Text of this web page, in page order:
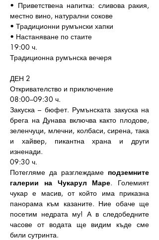
• Приветствена напитка: сливова ракия,
местно вино, натурални сокове
• Традиционни румънски хапки
• Настаняване по стаите
19:00 ч.
Традиционна румънска вечеря
ДЕН 2
Откривателство и приключение
08:00–09:30 ч.
Закуска – бюфет. Румънската закуска на
брега на Дунава включва както плодове,
зеленчуци, млечни, колбаси, сирена, така
и хайвер, пикантна храна и други
изненади.
09:30 ч.
Потегляме да разглеждаме подземните
галерии на Чукарул Маре. Големият
чукар е масив, от който има приказна
панорама към казаните. Ние обаче ще
посетим недрата му! А в следобедните
часове от водата ще видим къде сме
били сутринта.